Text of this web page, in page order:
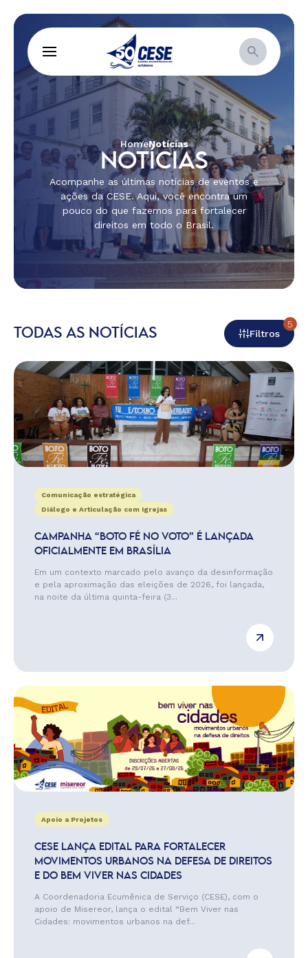
HomeNotícias
NOTÍCIAS
Acompanhe as últimas notícias de eventos e
ações da CESE. Aqui, você encontra um
pouco do que fazemos para fortalecer
direitos em todo o Brasil.
TODAS AS NOTÍCIAS Filtros
5
Comunicação estratégica
Diálogo e Articulação com Igrejas
CAMPANHA “BOTO FÉ NO VOTO” É LANÇADA
OFICIALMENTE EM BRASÍLIA
Em um contexto marcado pelo avanço da desinformação
e pela aproximação das eleições de 2026, foi lançada,
na noite da última quinta-feira (3...
Apoio a Projetos
CESE LANÇA EDITAL PARA FORTALECER
MOVIMENTOS URBANOS NA DEFESA DE DIREITOS
E DO BEM VIVER NAS CIDADES
A Coordenadoria Ecumênica de Serviço (CESE), com o
apoio de Misereor, lança o edital “Bem Viver nas
Cidades: movimentos urbanos na def...